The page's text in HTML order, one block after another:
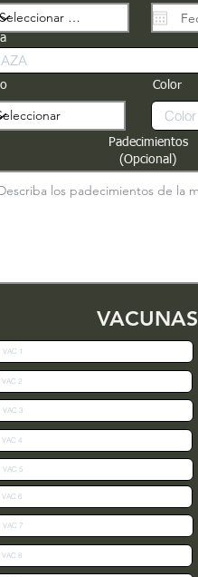
Color
Padecimientos
(Opcional)
VACUNAS